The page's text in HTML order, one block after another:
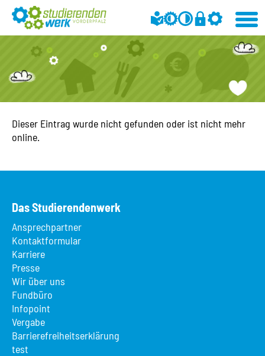
Dieser Eintrag wurde nicht gefunden oder ist nicht mehr
online.
Das Studierendenwerk
Ansprechpartner
Kontaktformular
Karriere
Presse
Wir über uns
Fundbüro
Infopoint
Vergabe
Barrierefreiheitserklärung
test